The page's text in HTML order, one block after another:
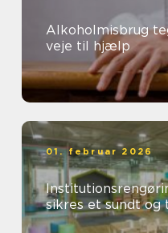
Alkoholmisbrug tegn, konsekvenser og
veje til hjælp
01. februar 2026
Institutionsrengøring
sikres et sundt og